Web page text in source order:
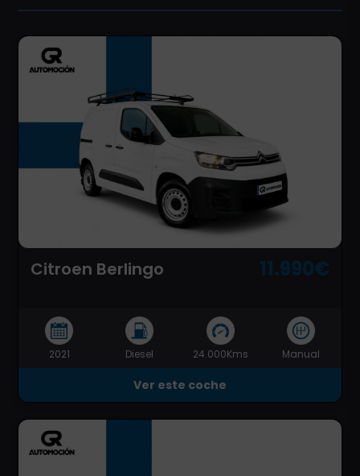
Citroen Berlingo 11.990€
2021 Diesel 24.000Kms Manual
Ver este coche